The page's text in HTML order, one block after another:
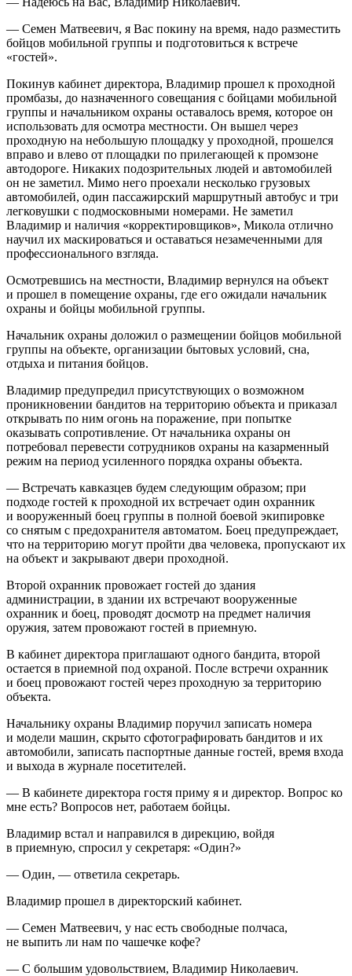
— Семен Матвеевич, я Вас покину на время, надо разместить
бойцов мобильной группы и подготовиться к встрече
«гостей».
Покинув кабинет директора, Владимир прошел к проходной
промбазы, до назначенного совещания с бойцами мобильной
группы и начальником охраны оставалось время, которое он
использовать для осмотра местности. Он вышел через
проходную на небольшую площадку у проходной, прошелся
вправо и влево от площадки по прилегающей к промзоне
автодороге. Никаких подозрительных людей и автомобилей
он не заметил. Мимо него проехали несколько грузовых
автомобилей, один пассажирский маршрутный автобус и три
легковушки с подмосковными номерами. Не заметил
Владимир и наличия «корректировщиков», Микола отлично
научил их маскироваться и оставаться незамеченными для
профессионального взгляда.
Осмотревшись на местности, Владимир вернулся на объект
и прошел в помещение охраны, где его ожидали начальник
охраны и бойцы мобильной группы.
Начальник охраны доложил о размещении бойцов мобильной
группы на объекте, организации бытовых условий, сна,
отдыха и питания бойцов.
Владимир предупредил присутствующих о возможном
проникновении бандитов на территорию объекта и приказал
открывать по ним огонь на поражение, при попытке
оказывать сопротивление. От начальника охраны он
потребовал перевести сотрудников охраны на казарменный
режим на период усиленного порядка охраны объекта.
— Встречать кавказцев будем следующим образом; при
подходе гостей к проходной их встречает один охранник
и вооруженный боец группы в полной боевой экипировке
со снятым с предохранителя автоматом. Боец предупреждает,
что на территорию могут пройти два человека, пропускают их
на объект и закрывают двери проходной.
Второй охранник провожает гостей до здания
администрации, в здании их встречают вооруженные
охранник и боец, проводят досмотр на предмет наличия
оружия, затем провожают гостей в приемную.
В кабинет директора приглашают одного бандита, второй
остается в приемной под охраной. После встречи охранник
и боец провожают гостей через проходную за территорию
объекта.
Начальнику охраны Владимир поручил записать номера
и модели машин, скрыто сфотографировать бандитов и их
автомобили, записать паспортные данные гостей, время входа
и выхода в журнале посетителей.
— В кабинете директора гостя приму я и директор. Вопрос ко
мне есть? Вопросов нет, работаем бойцы.
Владимир встал и направился в дирекцию, войдя
в приемную, спросил у секретаря: «Один?»
— Один, — ответила секретарь.
Владимир прошел в директорский кабинет.
— Семен Матвеевич, у нас есть свободные полчаса,
не выпить ли нам по чашечке кофе?
— С большим удовольствием, Владимир Николаевич.